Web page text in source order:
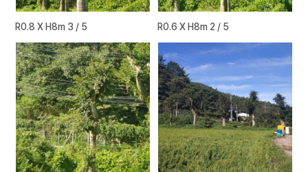
R0.8 X H8m 3 / 5 R0.6 X H8m 2 / 5